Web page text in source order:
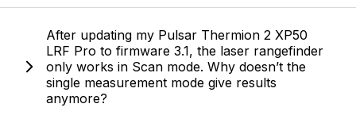
After updating my Pulsar Thermion 2 XP50
LRF Pro to firmware 3.1, the laser rangefinder
only works in Scan mode. Why doesn’t the
single measurement mode give results
anymore?